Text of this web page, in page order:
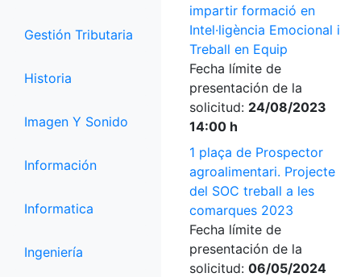
Gestión Tributaria
Historia
Imagen Y Sonido
Información
Informatica
Ingeniería
impartir formació en
Intel·ligència Emocional i
Treball en Equip
Fecha límite de
presentación de la
solicitud: 24/08/2023
14:00 h
1 plaça de Prospector
agroalimentari. Projecte
del SOC treball a les
comarques 2023
Fecha límite de
presentación de la
solicitud: 06/05/2024